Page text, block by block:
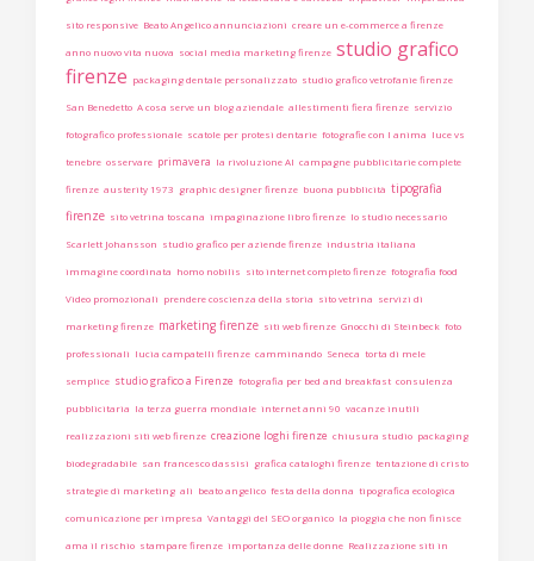
sito responsive Beato Angelico annunciazioni creare un e-commerce a firenze
anno nuovo vita nuova social media marketing firenze studio grafico
firenze packaging dentale personalizzato studio grafico vetrofanie firenze
San Benedetto A cosa serve un blog aziendale allestimenti fiera firenze servizio
fotografico professionale scatole per protesi dentarie fotografie con l anima luce vs
tenebre osservare primavera la rivoluzione AI campagne pubblicitarie complete
firenze austerity 1973 graphic designer firenze buona pubblicità tipografia
firenze sito vetrina toscana impaginazione libro firenze lo studio necessario
Scarlett Johansson studio grafico per aziende firenze industria italiana
immagine coordinata homo nobilis sito internet completo firenze fotografia food
Video promozionali prendere coscienza della storia sito vetrina servizi di
marketing firenze marketing firenze siti web firenze Gnocchi di Steinbeck foto
professionali lucia campatelli firenze camminando Seneca torta di mele
semplice studio grafico a Firenze fotografia per bed and breakfast consulenza
pubblicitaria la terza guerra mondiale internet anni 90 vacanze inutili
realizzazioni siti web firenze creazione loghi firenze chiusura studio packaging
biodegradabile san francesco dassisi grafica cataloghi firenze tentazione di cristo
strategie di marketing ali beato angelico festa della donna tipografica ecologica
comunicazione per impresa Vantaggi del SEO organico la pioggia che non finisce
ama il rischio stampare firenze importanza delle donne Realizzazione siti in